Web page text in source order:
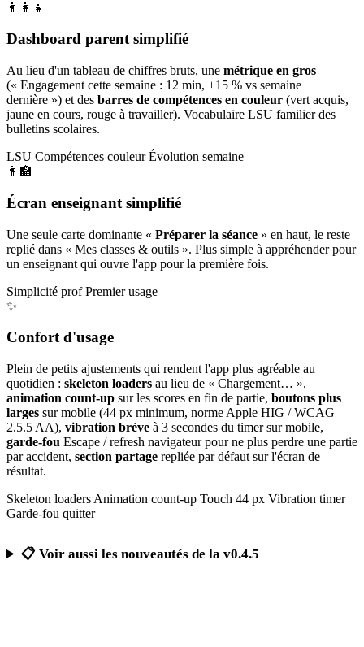
👨‍👩‍👧
Dashboard parent simplifié
Au lieu d'un tableau de chiffres bruts, une métrique en gros
(« Engagement cette semaine : 12 min, +15 % vs semaine
dernière ») et des barres de compétences en couleur (vert acquis,
jaune en cours, rouge à travailler). Vocabulaire LSU familier des
bulletins scolaires.
LSU Compétences couleur Évolution semaine
👩‍🏫
Écran enseignant simplifié
Une seule carte dominante « Préparer la séance » en haut, le reste
replié dans « Mes classes & outils ». Plus simple à appréhender pour
un enseignant qui ouvre l'app pour la première fois.
Simplicité prof Premier usage
✨
Confort d'usage
Plein de petits ajustements qui rendent l'app plus agréable au
quotidien : skeleton loaders au lieu de « Chargement… »,
animation count-up sur les scores en fin de partie, boutons plus
larges sur mobile (44 px minimum, norme Apple HIG / WCAG
2.5.5 AA), vibration brève à 3 secondes du timer sur mobile,
garde-fou Escape / refresh navigateur pour ne plus perdre une partie
par accident, section partage repliée par défaut sur l'écran de
résultat.
Skeleton loaders Animation count-up Touch 44 px Vibration timer
Garde-fou quitter
📋 Voir aussi les nouveautés de la v0.4.5